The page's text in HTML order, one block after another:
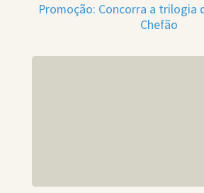
Promoção: Concorra a trilogia
Chefão